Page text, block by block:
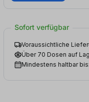
Sofort verfügbar
Voraussichtliche
Über 70 Dosen auf
Mindestens haltbar